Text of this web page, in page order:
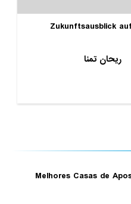
Zukunftsausblick
ریحان تمنا
Melhores Casas de